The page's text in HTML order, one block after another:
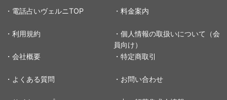
・電話占いヴェルニTOP ・料金案内
・利用規約
・個人情報の取扱いについて（会
員向け）
・会社概要
・特定商取引
・よくある質問 ・お問い合わせ